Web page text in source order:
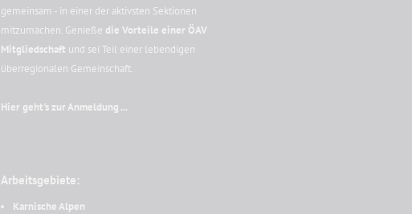
gemeinsam - in einer der aktivsten Sektionen
mitzumachen. Genieße die Vorteile einer ÖAV
Mitgliedschaft und sei Teil einer lebendigen
überregionalen Gemeinschaft.
Hier geht's zur Anmeldung ...
Arbeitsgebiete:
Karnische Alpen